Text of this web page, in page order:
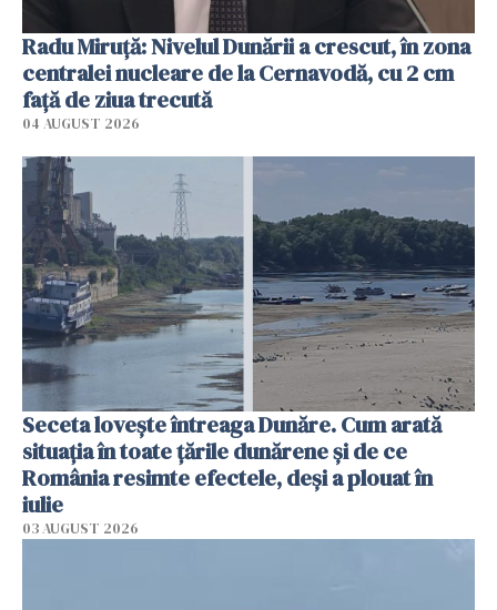
Radu Miruţă: Nivelul Dunării a crescut, în zona
centralei nucleare de la Cernavodă, cu 2 cm
faţă de ziua trecută
04 AUGUST 2026
Seceta lovește întreaga Dunăre. Cum arată
situația în toate țările dunărene și de ce
România resimte efectele, deși a plouat în
iulie
03 AUGUST 2026